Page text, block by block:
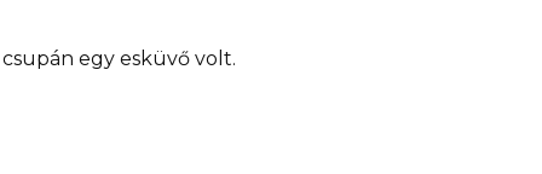
egy esküvő volt.